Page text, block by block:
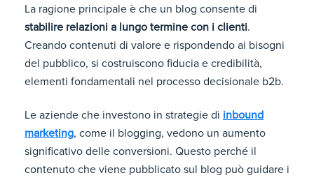
La ragione principale è che un blog consente di
stabilire relazioni a lungo termine con i clienti.
Creando contenuti di valore e rispondendo ai bisogni
del pubblico, si costruiscono fiducia e credibilità,
elementi fondamentali nel processo decisionale b2b.
Le aziende che investono in strategie di inbound
marketing, come il blogging, vedono un aumento
significativo delle conversioni. Questo perché il
contenuto che viene pubblicato sul blog può guidare i